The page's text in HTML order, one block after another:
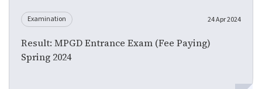
Examination 24 Apr 2024
Result: MPGD Entrance Exam (Fee Paying)
Spring 2024